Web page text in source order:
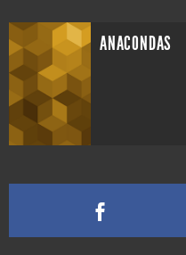
ANACONDAS